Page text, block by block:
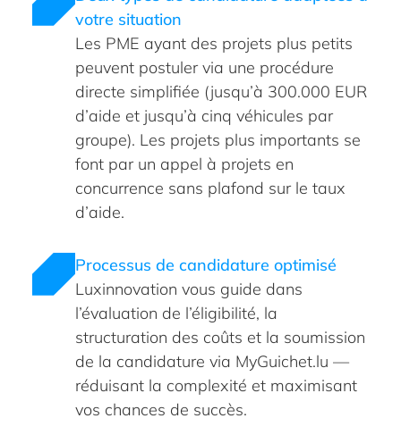
votre situation
Les PME ayant des projets plus petits
peuvent postuler via une procédure
directe simplifiée (jusqu’à 300.000 EUR
d’aide et jusqu’à cinq véhicules par
groupe). Les projets plus importants se
font par un appel à projets en
concurrence sans plafond sur le taux
d’aide.
Processus de candidature optimisé
Luxinnovation vous guide dans
l’évaluation de l’éligibilité, la
structuration des coûts et la soumission
de la candidature via MyGuichet.lu —
réduisant la complexité et maximisant
vos chances de succès.